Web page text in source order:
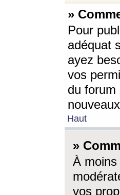
»
Pour
adéquat
ayez
vos
du forum
Haut
»
À moins
vos